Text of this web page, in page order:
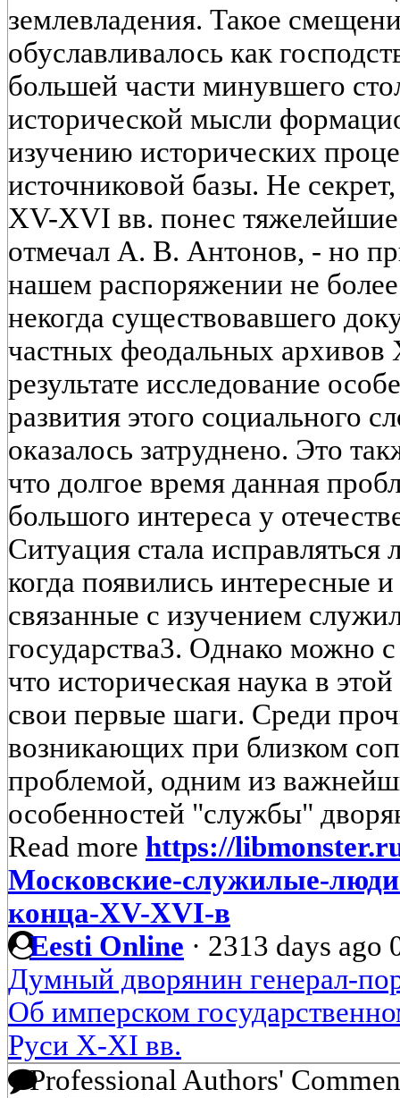
землевладения. Такое
обуславливалось как
большей части минувшего
исторической мысли
изучению исторических
источниковой базы. Не
XV-XVI вв. понес
отмечал А. В. Антонов, - но
нашем распоряжении не
некогда существовавшего
частных феодальных
результате исследование
развития этого социального
оказалось затруднено. Это
что долгое время данная
большого интереса у
Ситуация стала
когда появились интересные
связанные с изучением
государства3. Однако можно
что историческая наука в
свои первые шаги. Среди
возникающих при близком
проблемой, одним из
особенностей "службы"
Read more https://
Московские-служилые-
конца-XV-XVI-в
Eesti Online · 2313 days ago
Думный дворянин генерал-
Об имперском
Руси X-XI вв.
Professional Authors'